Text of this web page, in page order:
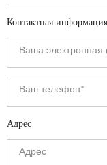
Контактная информация
Адрес